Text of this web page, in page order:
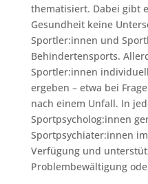
thematisiert. Dabei gibt
Gesundheit keine
Sportler:innen und
Behindertensports.
Sportler:innen
ergeben – etwa bei
nach einem Unfall. In
Sportpsycholog:innen
Sportpsychiater:innen
Verfügung und
Problembewältigung